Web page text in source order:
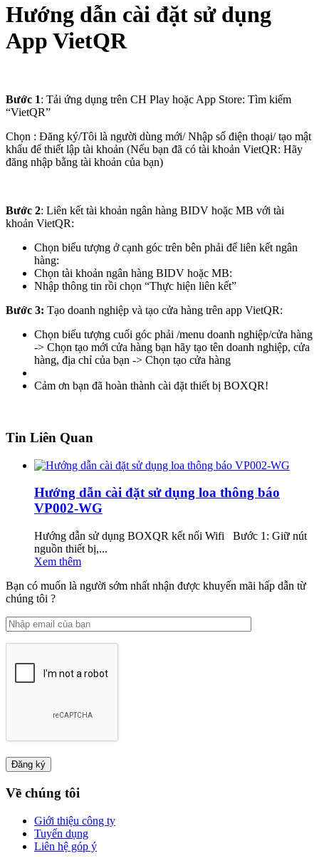
Hướng dẫn cài đặt sử dụng
App VietQR
Bước 1: Tải ứng dụng trên CH Play hoặc App Store: Tìm kiếm
“VietQR”
Chọn : Đăng ký/Tôi là người dùng mới/ Nhập số điện thoại/ tạo mật
khẩu để thiết lập tài khoản (Nếu bạn đã có tài khoản VietQR: Hãy
đăng nhập bằng tài khoản của bạn)
Bước 2: Liên kết tài khoản ngân hàng BIDV hoặc MB với tài
khoản VietQR:
Chọn biểu tượng ở cạnh góc trên bên phải để liên kết ngân
hàng:
Chọn tài khoản ngân hàng BIDV hoặc MB:
Nhập thông tin rồi chọn “Thực hiện liên kết”
Bước 3: Tạo doanh nghiệp và tạo cửa hàng trên app VietQR:
Chọn biểu tượng cuối góc phải /menu doanh nghiệp/cửa hàng
-> Chọn tạo mới cửa hàng bạn hãy tạo tên doanh nghiệp, cửa
hàng, địa chỉ của bạn -> Chọn tạo cửa hàng
Cảm ơn bạn đã hoàn thành cài đặt thiết bị BOXQR!
Tin Liên Quan
Hướng dẫn cài đặt sử dụng loa thông báo
VP002-WG
Hướng dẫn sử dụng BOXQR kết nối Wifi Bước 1: Giữ nút
nguồn thiết bị,...
Xem thêm
Bạn có muốn là người sớm nhất nhận được khuyến mãi hấp dẫn từ
chúng tôi ?
Về chúng tôi
Giới thiệu công ty
Tuyển dụng
Liên hệ góp ý